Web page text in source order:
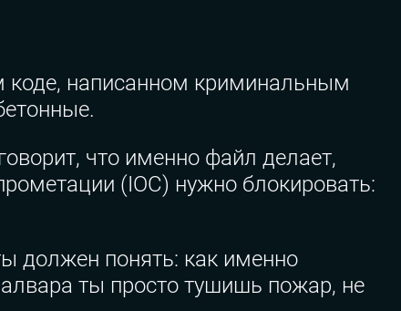
коде, написанном криминальным
что именно файл делает,
(IOC) нужно блокировать:
должен понять: как именно
ты просто тушишь пожар, не